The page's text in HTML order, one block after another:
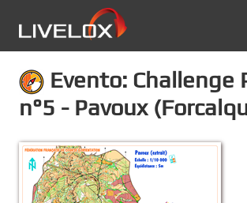
Evento: Challenge
n°5 - Pavoux